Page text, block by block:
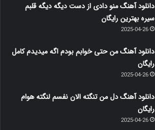
دانلود آهنگ منو دادی از دست دیگه دیگه قلبم
سیره بهترین رایگان
2025-04-26
دانلود آهنگ من حتی خوابم بودم اگه میدیدم کامل
رایگان
2025-04-26
دانلود آهنگ دل من تنگته الان نفسم لنگته هوام
رایگان
2025-04-26